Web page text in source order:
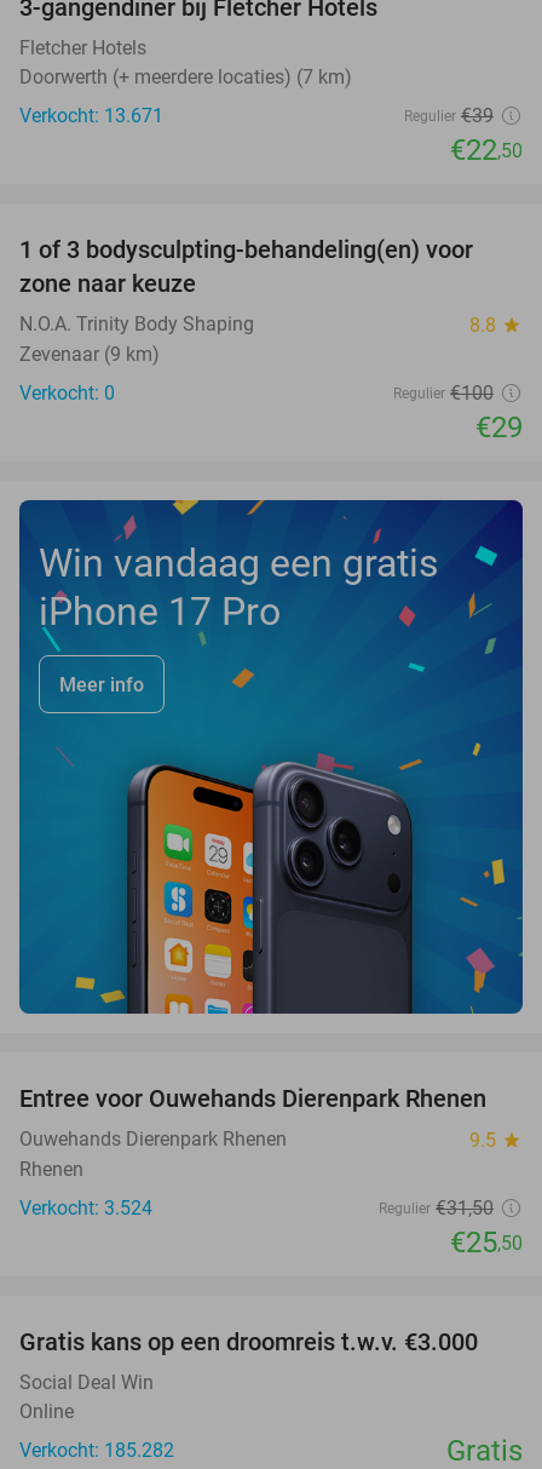
3-gangendiner bij Fletcher Hotels
Fletcher Hotels
Doorwerth (+ meerdere locaties) (7 km)
Verkocht: 13.671
Regulier €39
€22,50
71%
TODAY
1 of 3 bodysculpting-behandeling(en) voor
zone naar keuze
N.O.A. Trinity Body Shaping 8.8 star
Zevenaar (9 km)
Verkocht: 0
Regulier €100
€29
Win vandaag een gratis
iPhone 17 Pro
Meer info
19%
Entree voor Ouwehands Dierenpark Rhenen
Ouwehands Dierenpark Rhenen 9.5 star
Rhenen
Verkocht: 3.524
Regulier €31,50
€25,50
Gratis kans op een droomreis t.w.v. €3.000
Social Deal Win
Online
Verkocht: 185.282
Gratis